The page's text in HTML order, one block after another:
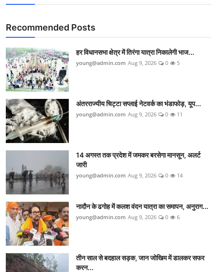
Recommended Posts
हर विधानसभा क्षेत्र में तिरंगा यात्रा निकालेगी भाज...
young@admin.com Aug 9, 2026 0 5
अंतरराज्यीय चिट्टा सप्लाई नेटवर्क का भंडाफोड़, यूप...
young@admin.com Aug 9, 2026 0 11
14 अगस्त तक प्रदेश में जमकर बरसेगा मानसून, अलर्ट
जारी
young@admin.com Aug 9, 2026 0 14
नादौन के ढगोह में कलश वंदन यात्रा का समापन, अनुराग...
young@admin.com Aug 9, 2026 0 6
तीन साल से बदहाल सड़क, जान जोखिम में डालकर सफर
करन...